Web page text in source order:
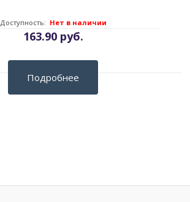
163.90 руб.
Доступность: Нет в наличии
Подробнее